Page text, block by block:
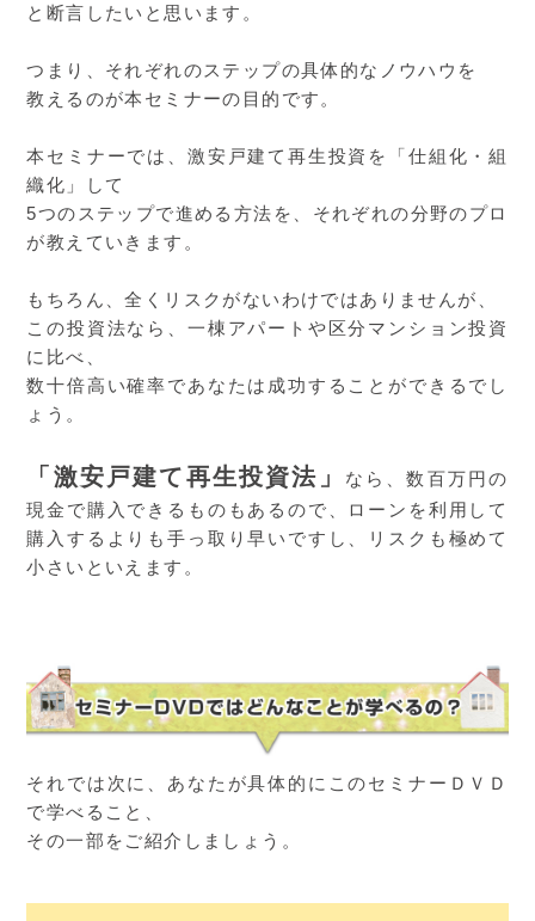
と断言したいと思います。
つまり、それぞれのステップの具体的なノウハウを
教えるのが本セミナーの目的です。
本セミナーでは、激安戸建て再生投資を「仕組化・組
織化」して
5つのステップで進める方法を、それぞれの分野のプロ
が教えていきます。
もちろん、全くリスクがないわけではありませんが、
この投資法なら、一棟アパートや区分マンション投資
に比べ、
数十倍高い確率であなたは成功することができるでし
ょう。
「激安戸建て再生投資法」
なら、数百万円の
現金で購入できるものもあるので、ローンを利用して
購入するよりも手っ取り早いですし、リスクも極めて
小さいといえます。
それでは次に、あなたが具体的にこのセミナーＤＶＤ
で学べること、
その一部をご紹介しましょう。